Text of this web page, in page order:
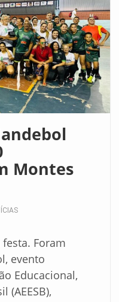
Montes
Foram
evento
Educacional,
(AEESB),